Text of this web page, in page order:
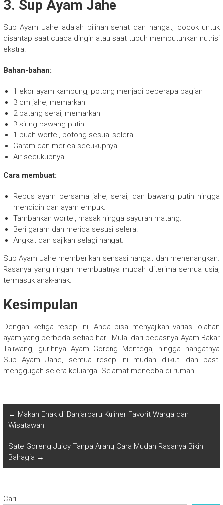
3. Sup Ayam Jahe
Sup Ayam Jahe adalah pilihan sehat dan hangat, cocok untuk
disantap saat cuaca dingin atau saat tubuh membutuhkan nutrisi
ekstra.
Bahan-bahan:
1 ekor ayam kampung, potong menjadi beberapa bagian
3 cm jahe, memarkan
2 batang serai, memarkan
3 siung bawang putih
1 buah wortel, potong sesuai selera
Garam dan merica secukupnya
Air secukupnya
Cara membuat:
Rebus ayam bersama jahe, serai, dan bawang putih hingga
mendidih dan ayam empuk.
Tambahkan wortel, masak hingga sayuran matang.
Beri garam dan merica sesuai selera.
Angkat dan sajikan selagi hangat.
Sup Ayam Jahe memberikan sensasi hangat dan menenangkan.
Rasanya yang ringan membuatnya mudah diterima semua usia,
termasuk anak-anak.
Kesimpulan
Dengan ketiga resep ini, Anda bisa menyajikan variasi olahan
ayam yang berbeda setiap hari. Mulai dari pedasnya Ayam Bakar
Taliwang, gurihnya Ayam Goreng Mentega, hingga hangatnya
Sup Ayam Jahe, semua resep ini mudah diikuti dan pasti
menggugah selera keluarga. Selamat mencoba di rumah
← Makan Enak di Banjarbaru Kuliner Favorit Warga dan
Wisatawan
Sate Goreng Juicy Tanpa Arang Cara Mudah Rasanya Bikin
Bahagia →
Cari